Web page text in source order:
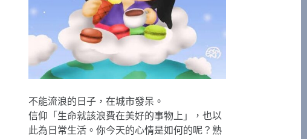
不能流浪的日子，在城市發呆。
信仰「生命就該浪費在美好的事物上」，也以
此為日常生活。你今天的心情是如何的呢？熟